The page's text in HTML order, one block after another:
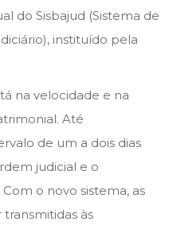
do Sisbajud (Sistema de
instituído pela
na velocidade e na
Até
de um a dois dias
judicial e o
o novo sistema, as
às